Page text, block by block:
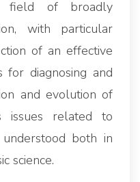
field of broadly
with particular
of an effective
for diagnosing and
and evolution of
issues related to
both in
science.